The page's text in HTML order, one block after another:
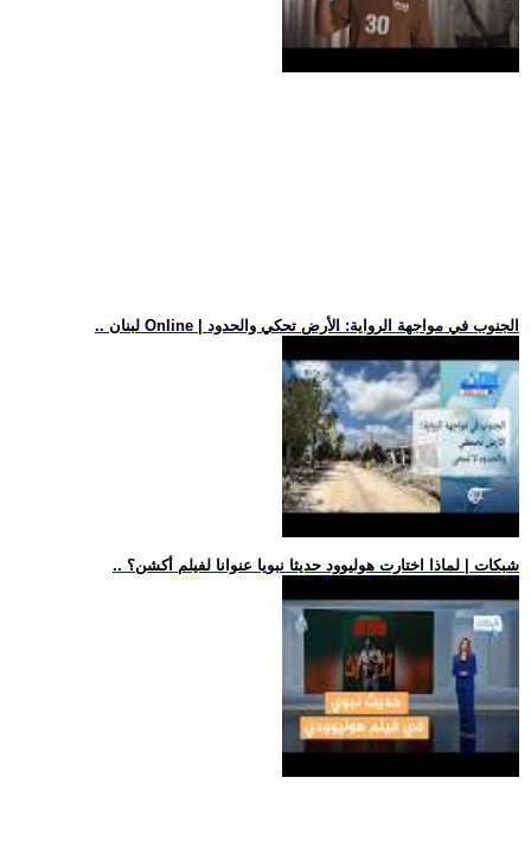
.. لبنان Online | الجنوب في مواجهة الرواية: الأرض تحكي والحدود
.. شبكات | لماذا اختارت هوليوود حديثا نبويا عنوانا لفيلم أكشن؟